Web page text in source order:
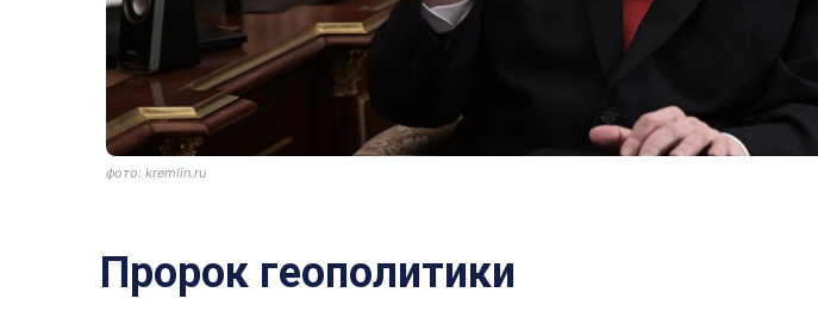
фото: kremlin.ru
Пророк геополитики